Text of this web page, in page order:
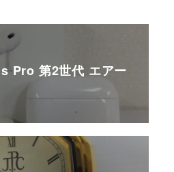
Pro 第2世代 エアー